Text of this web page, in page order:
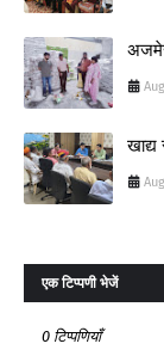
एक टिप्पणी भेजें
0 टिप्पणियाँ